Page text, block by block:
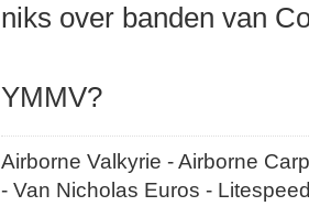
niks over banden van
YMMV?
Airborne Valkyrie - Airborne
- Van Nicholas Euros -